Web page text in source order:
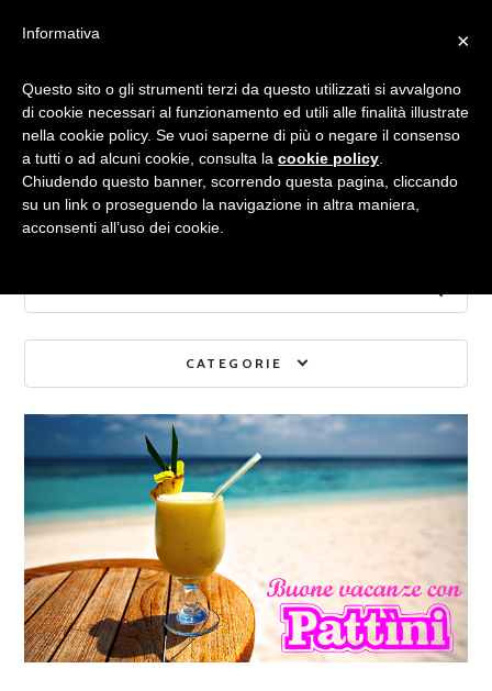
Archivio mensile:
LUGLIO 2015
CATEGORIE
×
Informativa
Questo sito o gli strumenti terzi da questo utilizzati si avvalgono
di cookie necessari al funzionamento ed utili alle finalità illustrate
nella cookie policy. Se vuoi saperne di più o negare il consenso
a tutti o ad alcuni cookie, consulta la cookie policy
Chiudendo questo banner, scorrendo questa pagina, cliccando
su un link o proseguendo la navigazione in altra maniera,
acconsenti all’uso dei cookie.